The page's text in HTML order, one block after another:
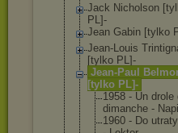
Jack Nicholson
PL]-
Jean Gabin [tylko
Jean-Louis
[tylko PL]-
Jean-Paul
[tylko PL]-
1958 - Un drole
dimanche -
1960 - Do